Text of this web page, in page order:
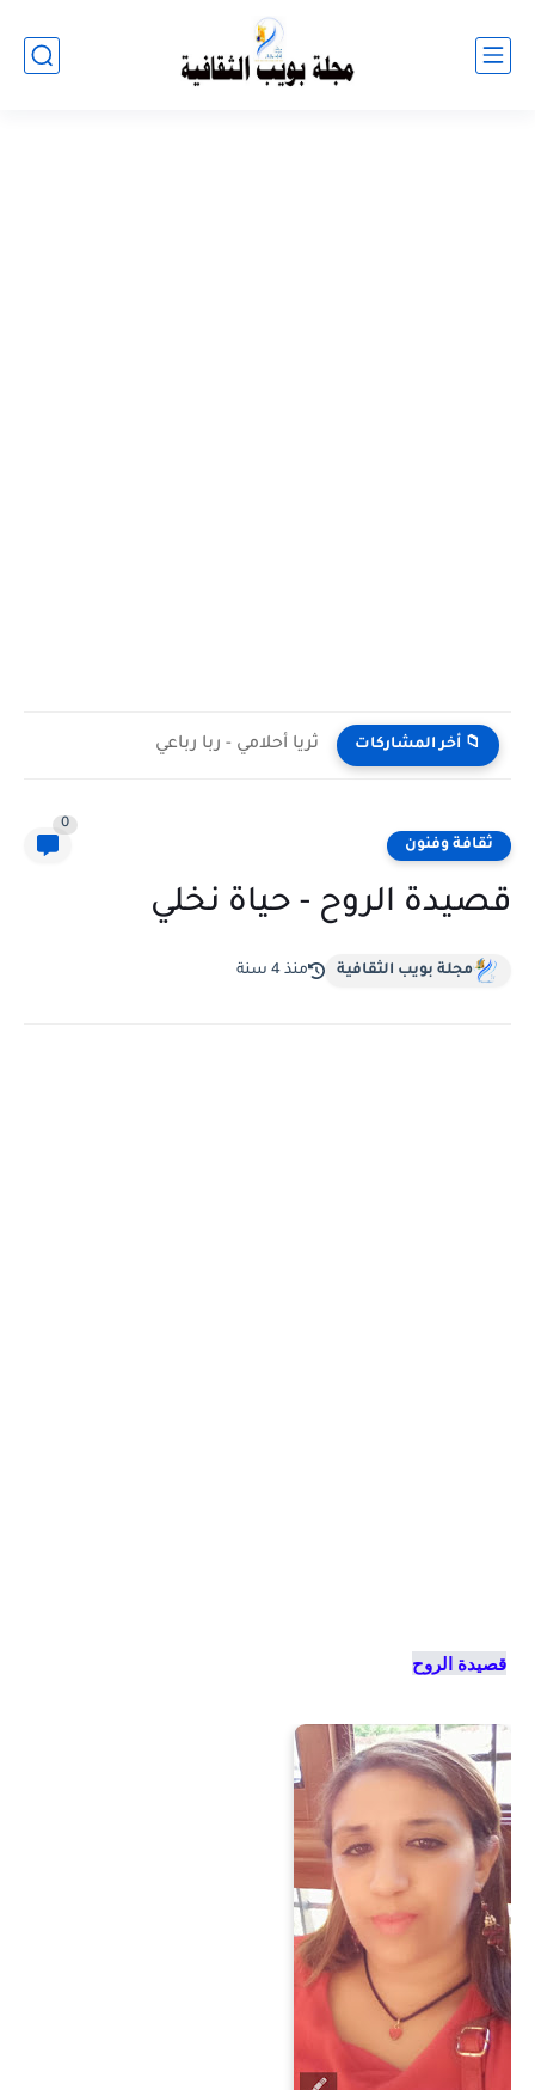
📁 أخر المشاركات ثريا أحلامي - ربا رباعي
ثقافة وفنون
0
قصيدة الروح - حياة نخلي
مجلة بويب الثقافية منذ 4 سنة
قصيدة الروح